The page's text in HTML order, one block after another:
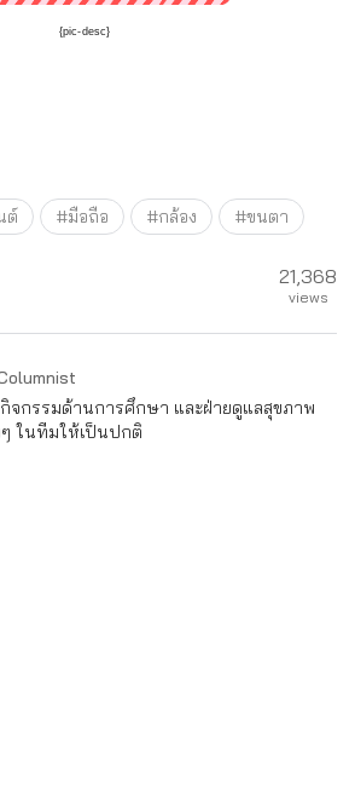
{pic-desc}
ต์ #มือถือ #กล้อง #ขนตา
21,368
views
จกรรมด้านการศึกษา และฝ่ายดูแลสุขภาพ
ในทีมให้เป็นปกติ